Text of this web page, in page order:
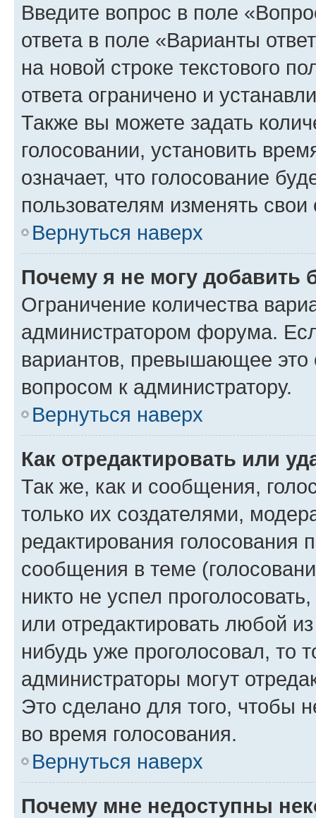
Введите вопрос в поле
ответа в поле «Варианты
на новой строке текстового
ответа ограничено и
Также вы можете задать
голосовании, установить
означает, что голосование
пользователям изменять свои
Вернуться наверх
Почему я не могу добавить
Ограничение количества
администратором форума.
вариантов, превышающее это
вопросом к администратору.
Вернуться наверх
Как отредактировать или
Так же, как и сообщения,
только их создателями,
редактирования голосования
сообщения в теме
никто не успел
или отредактировать любой
нибудь уже проголосовал, то
администраторы могут
Это сделано для того, чтобы
во время голосования.
Вернуться наверх
Почему мне недоступны